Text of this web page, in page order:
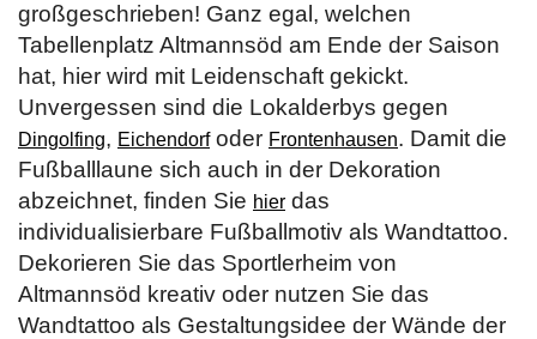
großgeschrieben! Ganz egal, welchen
Tabellenplatz Altmannsöd am Ende der Saison
hat, hier wird mit Leidenschaft gekickt.
Unvergessen sind die Lokalderbys gegen
Dingolfing, Eichendorfoder Frontenhausen. Damit die
Fußballlaune sich auch in der Dekoration
abzeichnet, finden Sie hier das
individualisierbare Fußballmotiv als Wandtattoo.
Dekorieren Sie das Sportlerheim von
Altmannsöd kreativ oder nutzen Sie das
Wandtattoo als Gestaltungsidee der Wände der